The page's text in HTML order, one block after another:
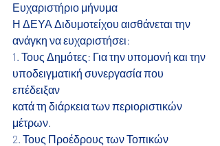
Ευχαριστήριο μήνυμα
Η ΔΕΥΑ Διδυμοτείχου αισθάνεται την
ανάγκη να ευχαριστήσει:
1. Τους Δημότες: Για την υπομονή και την
υποδειγματική συνεργασία που
επέδειξαν
κατά τη διάρκεια των περιοριστικών
μέτρων.
2. Τους Προέδρους των Τοπικών